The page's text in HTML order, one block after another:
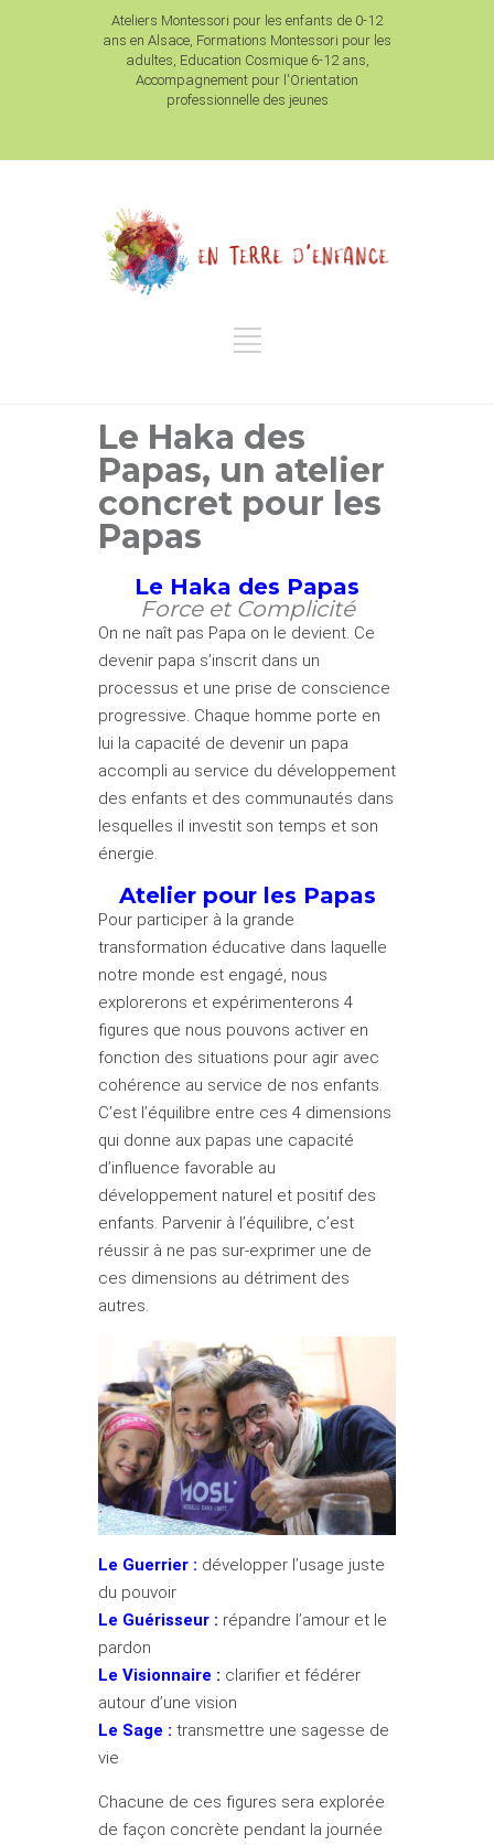
Ateliers Montessori pour les enfants de 0-12
ans en Alsace, Formations Montessori pour les
adultes, Education Cosmique 6-12 ans,
Accompagnement pour l'Orientation
professionnelle des jeunes
Le Haka des
Papas, un atelier
concret pour les
Papas
Le Haka des Papas
Force et Complicité
On ne naît pas Papa on le devient. Ce
devenir papa s’inscrit dans un
processus et une prise de conscience
progressive. Chaque homme porte en
lui la capacité de devenir un papa
accompli au service du développement
des enfants et des communautés dans
lesquelles il investit son temps et son
énergie.
Atelier pour les Papas
Pour participer à la grande
transformation éducative dans laquelle
notre monde est engagé, nous
explorerons et expérimenterons 4
figures que nous pouvons activer en
fonction des situations pour agir avec
cohérence au service de nos enfants.
C’est l’équilibre entre ces 4 dimensions
qui donne aux papas une capacité
d’influence favorable au
développement naturel et positif des
enfants. Parvenir à l’équilibre, c’est
réussir à ne pas sur-exprimer une de
ces dimensions au détriment des
autres.
Le Guerrier : développer l’usage juste
du pouvoir
Le Guérisseur : répandre l’amour et le
pardon
Le Visionnaire : clarifier et fédérer
autour d’une vision
Le Sage : transmettre une sagesse de
vie
Chacune de ces figures sera explorée
de façon concrète pendant la journée